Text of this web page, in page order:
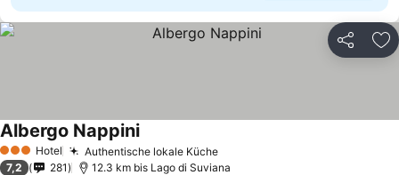
Teilen
3 SterneHotel Authentische lokale Küche
Albergo Nappini
7,2 281 12.3 km bis Lago di Suviana